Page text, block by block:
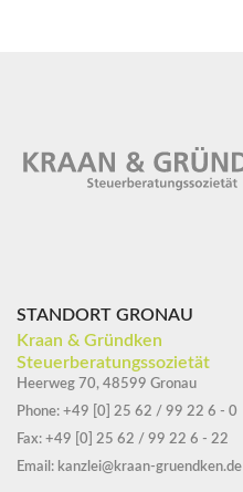
STANDORT GRONAU
Kraan & Gründken
Steuerberatungssozietät
Heerweg 70, 48599 Gronau
Phone: +49 [0] 25 62 / 99 22 6 - 0
Fax: +49 [0] 25 62 / 99 22 6 - 22
Email: kanzlei@kraan-gruendken.de